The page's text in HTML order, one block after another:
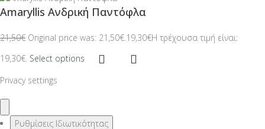
Amaryllis Ανδρική Παντόφλα
21,50€ Original price was: 21,50€. 19,30€Η τρέχουσα τιμή είναι:
19,30€. Select options
Privacy settings
Ρυθμίσεις Ιδιωτικότητας